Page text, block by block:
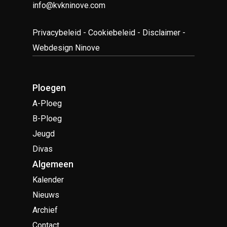
info@kvkninove.com
Privacybeleid -Cookiebeleid - Disclaimer -
Webdesign Ninove
Ploegen
A-Ploeg
B-Ploeg
Jeugd
Divas
Algemeen
Kalender
Nieuws
Archief